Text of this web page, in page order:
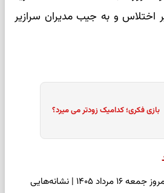
اختلاس و به جیب مدیران سرازیر
بازی فکری؛ کدامیک زودتر می میرد؟
فال اسم امروز جمعه ۱۶ مرداد ۱۴۰۵ | نشانه‌هایی